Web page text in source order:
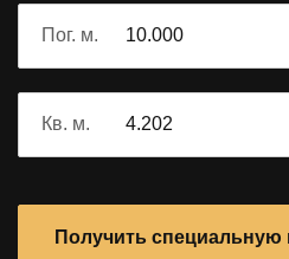
Пог. м.
Кв. м.
Получить специальную